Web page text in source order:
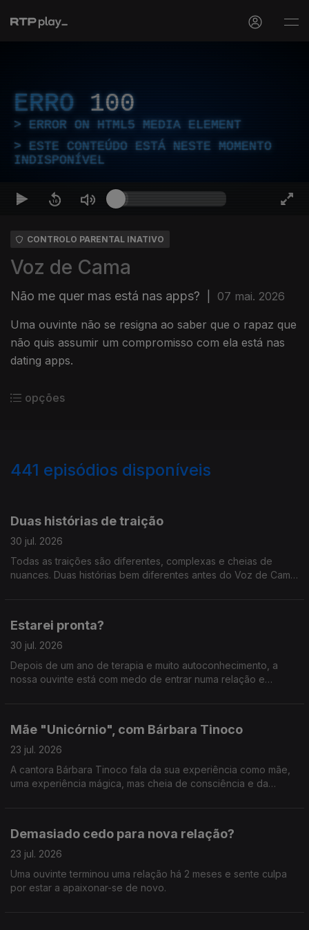
ERRO 100
ERROR ON HTML5 MEDIA ELEMENT
ESTE CONTEÚDO ESTÁ NESTE MOMENTO
INDISPONÍVEL
CONTROLO PARENTAL INATIVO
Voz de Cama
Não me quer mas está nas apps? 07 mai. 2026
Uma ouvinte não se resigna ao saber que o rapaz que
não quis assumir um compromisso com ela está nas
dating apps.
opções
441 episódios disponíveis
Duas histórias de traição
30 jul. 2026
Todas as traições são diferentes, complexas e cheias de
nuances. Duas histórias bem diferentes antes do Voz de Cama
Estarei pronta?
30 jul. 2026
Depois de um ano de terapia e muito autoconhecimento, a
nossa ouvinte está com medo de entrar numa relação e
Mãe "Unicórnio", com Bárbara Tinoco
23 jul. 2026
A cantora Bárbara Tinoco fala da sua experiência como mãe,
uma experiência mágica, mas cheia de consciência e da
Demasiado cedo para nova relação?
23 jul. 2026
Uma ouvinte terminou uma relação há 2 meses e sente culpa
por estar a apaixonar-se de novo.